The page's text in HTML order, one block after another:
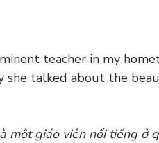
teacher in my
she talked about the
một giáo viên nổi tiếng ở